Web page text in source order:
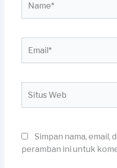
Web
Simpan nama, email,
peramban ini untuk